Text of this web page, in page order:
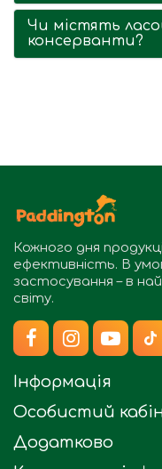
Чи містять
консерванти?
Кожного дня
ефективність. В
застосування – в
світу.
Інформація
Особистий
Додатково